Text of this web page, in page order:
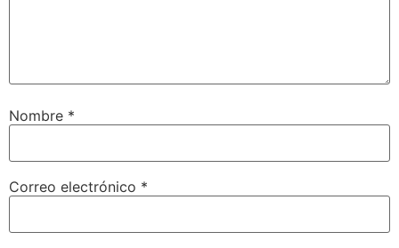
Nombre *
Correo electrónico *